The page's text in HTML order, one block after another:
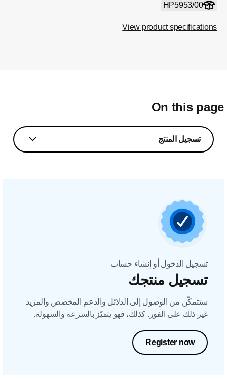
HP5953/00
View product specifications
On this
تسجيل المنتج
تسجيل الدخول أو إنشاء حساب
تسجيل منتجك
ستتمكّن من الوصول إلى الدلائل والدعم المخصص والمزيد
غير ذلك على الفور. كذلك، فهو يتميّز بالسرعة والسهولة.
Register now